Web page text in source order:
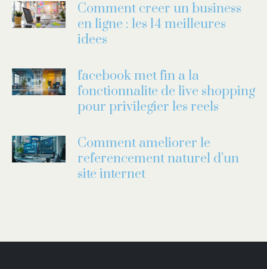
Comment creer un business
en ligne : les 14 meilleures
idees
facebook met fin a la
fonctionnalite de live shopping
pour privilegier les reels
Comment ameliorer le
referencement naturel d’un
site internet